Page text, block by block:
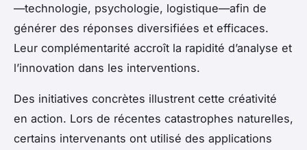
—technologie, psychologie, logistique—afin de
générer des réponses diversifiées et efficaces.
Leur complémentarité accroît la rapidité d’analyse et
l’innovation dans les interventions.
Des initiatives concrètes illustrent cette créativité
en action. Lors de récentes catastrophes naturelles,
certains intervenants ont utilisé des applications